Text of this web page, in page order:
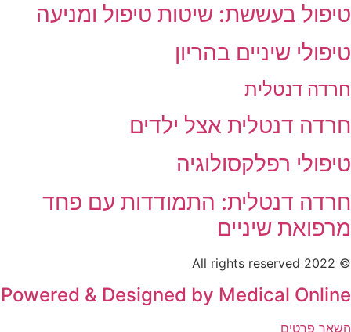
טיפול בעששת: שיטות טיפול ומניעה
טיפולי שיניים בהריון
חרדה דנטלית
חרדה דנטלית אצל ילדים
טיפולי רפלקסולוגיה
חרדה דנטלית: התמודדות עם פחד
מרפואת שיניים
© 2022 All rights reserved
Powered & Designed by Medical Online
השאר פרטים